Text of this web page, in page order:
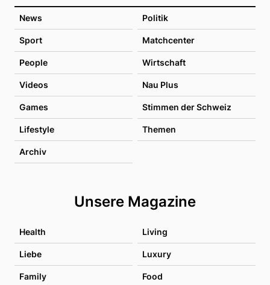
News Politik
Sport Matchcenter
People Wirtschaft
Videos Nau Plus
Games Stimmen der Schweiz
Lifestyle Themen
Archiv
Unsere Magazine
Health Living
Liebe Luxury
Family Food